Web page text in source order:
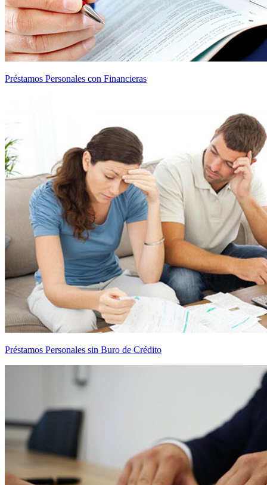
Préstamos Personales con Financieras
Préstamos Personales sin Buro de Crédito